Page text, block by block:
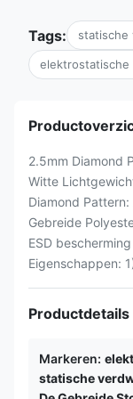
Tags: statische
2.5mm Diamond
Witte
Diamond
Gebreide
ESD
Eigenschappen:
Productdetails
Markeren:
statische